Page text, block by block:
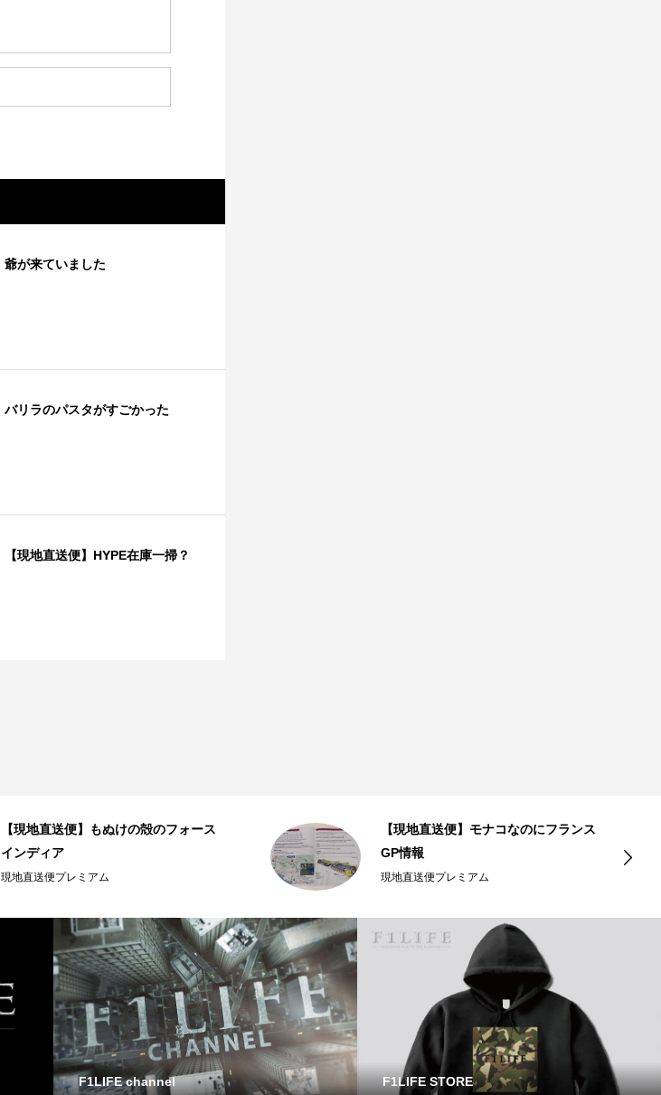
爺が来ていました
バリラのパスタがすごかった
【現地直送便】HYPE在庫一掃？
【現地直送便】もぬけの殻のフォース
インディア
現地直送便プレミアム
【現地直送便】モナコなのにフランス
GP情報
現地直送便プレミアム
F1LIFE channel F1LIFE STORE